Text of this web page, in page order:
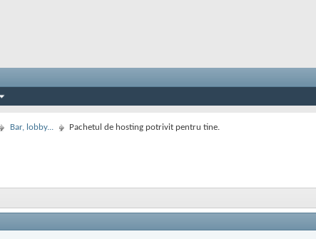
Bar, lobby... Pachetul de hosting potrivit pentru tine.